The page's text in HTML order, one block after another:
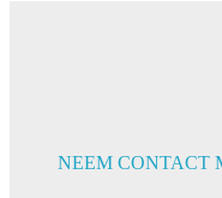
NEEM CONTACT